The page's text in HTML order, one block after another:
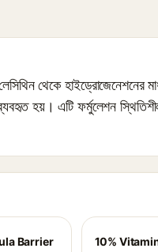
থেকে হাইড্রোজেনেশনের
ব্যবহৃত হয়। এটি ফর্মুলেশন
Barrier
10%